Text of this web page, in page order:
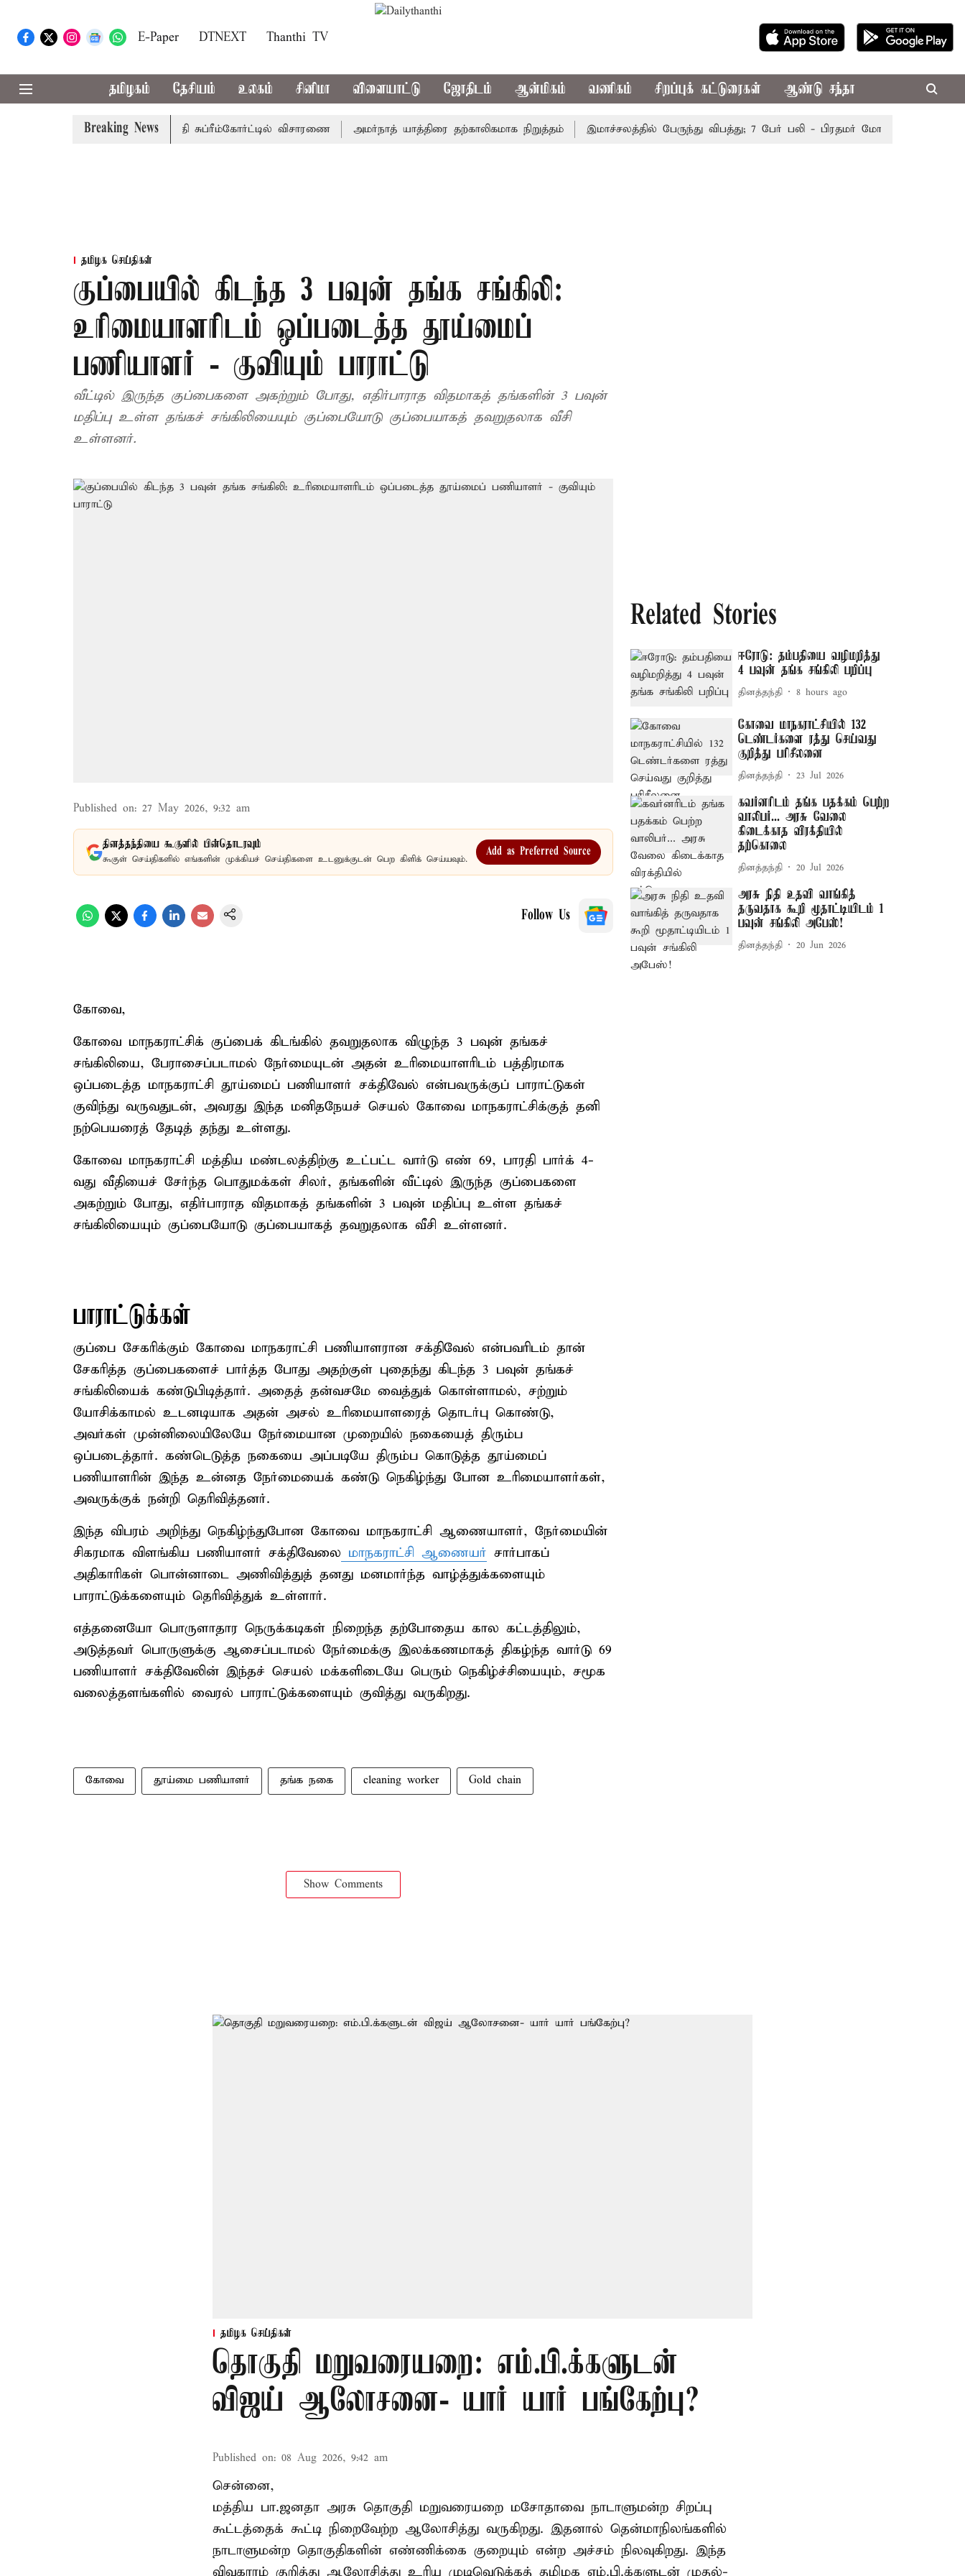
E-Paper DTNEXT Thanthi TV
தமிழகம் தேசியம் உலகம் சினிமா விளையாட்டு ஜோதிடம் ஆன்மிகம் வணிகம் சிறப்புக் கட்டுரைகள் ஆண்டு சந்தா
Breaking News
வழக்கு; வரும் 14ம்தேதி சுப்ரீம்கோர்ட்டில் விசாரணை அமர்நாத் யாத்திரை தற்காலிகமாக நிறுத்தம் இமாச்சலத்தில் பேருந்து விபத்து; 7 பேர் பலி - பிரதமர் மோடி இரங்கல்
தமிழக செய்திகள்
குப்பையில் கிடந்த 3 பவுன் தங்க சங்கிலி:
உரிமையாளரிடம் ஒப்படைத்த தூய்மைப்
பணியாளர் - குவியும் பாராட்டு
வீட்டில் இருந்த குப்பைகளை அகற்றும் போது, எதிர்பாராத விதமாகத் தங்களின் 3 பவுன்
மதிப்பு உள்ள தங்கச் சங்கிலியையும் குப்பையோடு குப்பையாகத் தவறுதலாக வீசி
உள்ளனர்.
Published on: 27 May 2026, 9:32 am
தினத்தந்தியை கூகுளில் பின்தொடரவும்
கூகுள் செய்திகளில் எங்களின் முக்கியச் செய்திகளை உடனுக்குடன் பெற கிளிக் செய்யவும்.
Add as Preferred Source
Follow Us
கோவை,
கோவை மாநகராட்சிக் குப்பைக் கிடங்கில் தவறுதலாக விழுந்த 3 பவுன் தங்கச்
சங்கிலியை, பேராசைப்படாமல் நேர்மையுடன் அதன் உரிமையாளரிடம் பத்திரமாக
ஒப்படைத்த மாநகராட்சி தூய்மைப் பணியாளர் சக்திவேல் என்பவருக்குப் பாராட்டுகள்
குவிந்து வருவதுடன், அவரது இந்த மனிதநேயச் செயல் கோவை மாநகராட்சிக்குத் தனி
நற்பெயரைத் தேடித் தந்து உள்ளது.
கோவை மாநகராட்சி மத்திய மண்டலத்திற்கு உட்பட்ட வார்டு எண் 69, பாரதி பார்க் 4-
வது வீதியைச் சேர்ந்த பொதுமக்கள் சிலர், தங்களின் வீட்டில் இருந்த குப்பைகளை
அகற்றும் போது, எதிர்பாராத விதமாகத் தங்களின் 3 பவுன் மதிப்பு உள்ள தங்கச்
சங்கிலியையும் குப்பையோடு குப்பையாகத் தவறுதலாக வீசி உள்ளனர்.
பாராட்டுக்கள்
குப்பை சேகரிக்கும் கோவை மாநகராட்சி பணியாளரான சக்திவேல் என்பவரிடம் தான்
சேகரித்த குப்பைகளைச் பார்த்த போது அதற்குள் புதைந்து கிடந்த 3 பவுன் தங்கச்
சங்கிலியைக் கண்டுபிடித்தார். அதைத் தன்வசமே வைத்துக் கொள்ளாமல், சற்றும்
யோசிக்காமல் உடனடியாக அதன் அசல் உரிமையாளரைத் தொடர்பு கொண்டு,
அவர்கள் முன்னிலையிலேயே நேர்மையான முறையில் நகையைத் திரும்ப
ஒப்படைத்தார். கண்டெடுத்த நகையை அப்படியே திரும்ப கொடுத்த தூய்மைப்
பணியாளரின் இந்த உன்னத நேர்மையைக் கண்டு நெகிழ்ந்து போன உரிமையாளர்கள்,
அவருக்குக் நன்றி தெரிவித்தனர்.
இந்த விபரம் அறிந்து நெகிழ்ந்துபோன கோவை மாநகராட்சி ஆணையாளர், நேர்மையின்
சிகரமாக விளங்கிய பணியாளர் சக்திவேலை மாநகராட்சி ஆணையர் சார்பாகப்
அதிகாரிகள் பொன்னாடை அணிவித்துத் தனது மனமார்ந்த வாழ்த்துக்களையும்
பாராட்டுக்களையும் தெரிவித்துக் உள்ளார்.
எத்தனையோ பொருளாதார நெருக்கடிகள் நிறைந்த தற்போதைய கால கட்டத்திலும்,
அடுத்தவர் பொருளுக்கு ஆசைப்படாமல் நேர்மைக்கு இலக்கணமாகத் திகழ்ந்த வார்டு 69
பணியாளர் சக்திவேலின் இந்தச் செயல் மக்களிடையே பெரும் நெகிழ்ச்சியையும், சமூக
வலைத்தளங்களில் வைரல் பாராட்டுக்களையும் குவித்து வருகிறது.
கோவை தூய்மை பணியாளர் தங்க நகை cleaning worker Gold chain
Show Comments
Related Stories
ஈரோடு: தம்பதியை வழிமறித்து
4 பவுன் தங்க சங்கிலி பறிப்பு
தினத்தந்தி 8 hours ago
கோவை மாநகராட்சியில் 132
டெண்டர்களை ரத்து செய்வது
குறித்து பரிசீலனை
தினத்தந்தி 23 Jul 2026
கவர்னரிடம் தங்க பதக்கம் பெற்ற
வாலிபர்... அரசு வேலை
கிடைக்காத விரக்தியில்
தற்கொலை
தினத்தந்தி 20 Jul 2026
அரசு நிதி உதவி வாங்கித்
தருவதாக கூறி மூதாட்டியிடம் 1
பவுன் சங்கிலி அபேஸ்!
தினத்தந்தி 20 Jun 2026
தமிழக செய்திகள்
தொகுதி மறுவரையறை: எம்.பி.க்களுடன்
விஜய் ஆலோசனை- யார் யார் பங்கேற்பு?
Published on: 08 Aug 2026, 9:42 am
சென்னை,
மத்திய பா.ஜனதா அரசு தொகுதி மறுவரையறை மசோதாவை நாடாளுமன்ற சிறப்பு
கூட்டத்தைக் கூட்டி நிறைவேற்ற ஆலோசித்து வருகிறது. இதனால் தென்மாநிலங்களில்
நாடாளுமன்ற தொகுதிகளின் எண்ணிக்கை குறையும் என்ற அச்சம் நிலவுகிறது. இந்த
விவகாரம் குறித்து ஆலோசித்து உரிய முடிவெடுக்கத் தமிழக எம்.பி.க்களுடன் முதல்-